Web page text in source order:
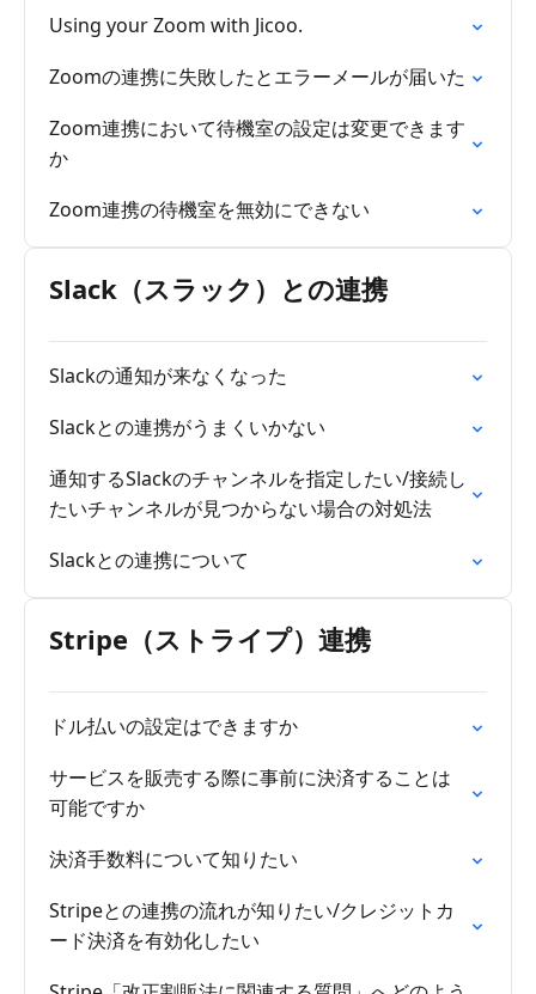
Using your Zoom with Jicoo.
Zoomの連携に失敗したとエラーメールが届いた
Zoom連携において待機室の設定は変更できます
か
Zoom連携の待機室を無効にできない
Slack（スラック）との連携
Slackの通知が来なくなった
Slackとの連携がうまくいかない
通知するSlackのチャンネルを指定したい/接続し
たいチャンネルが見つからない場合の対処法
Slackとの連携について
Stripe（ストライプ）連携
ドル払いの設定はできますか
サービスを販売する際に事前に決済することは
可能ですか
決済手数料について知りたい
Stripeとの連携の流れが知りたい/クレジットカ
ード決済を有効化したい